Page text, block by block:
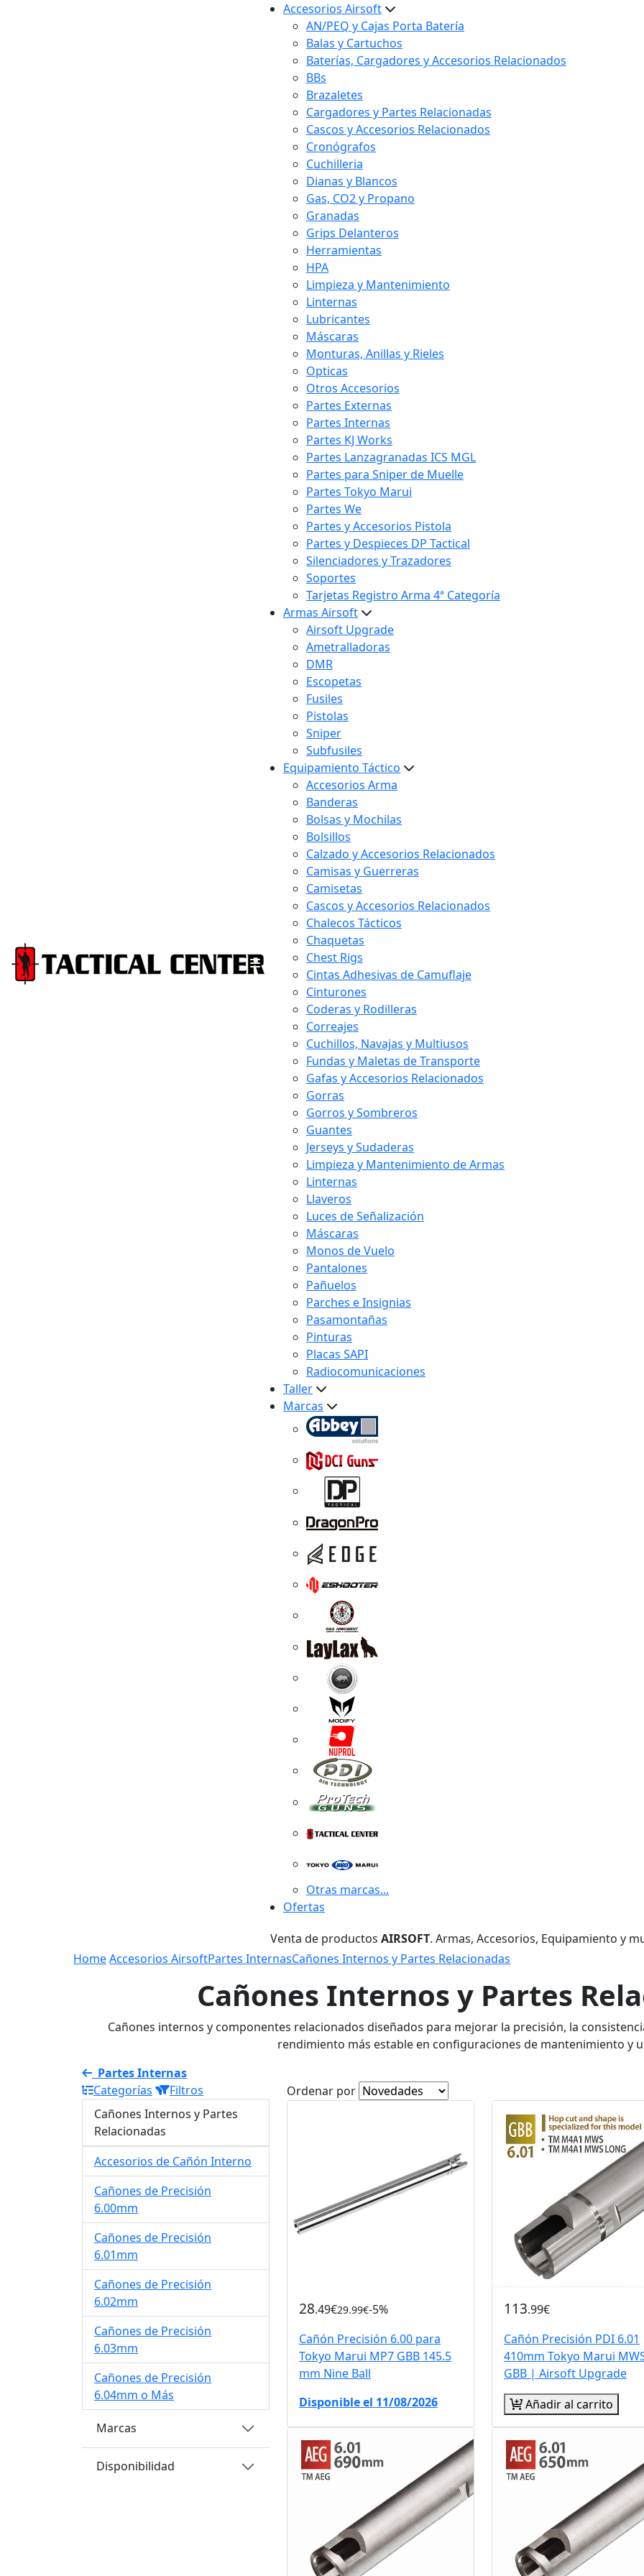
Accesorios Airsoft
AN/PEQ y Cajas Porta Batería
Balas y Cartuchos
Baterías, Cargadores y Accesorios Relacionados
BBs
Brazaletes
Cargadores y Partes Relacionadas
Cascos y Accesorios Relacionados
Cronógrafos
Cuchilleria
Dianas y Blancos
Gas, CO2 y Propano
Granadas
Grips Delanteros
Herramientas
HPA
Limpieza y Mantenimiento
Linternas
Lubricantes
Máscaras
Monturas, Anillas y Rieles
Opticas
Otros Accesorios
Partes Externas
Partes Internas
Partes KJ Works
Partes Lanzagranadas ICS MGL
Partes para Sniper de Muelle
Partes Tokyo Marui
Partes We
Partes y Accesorios Pistola
Partes y Despieces DP Tactical
Silenciadores y Trazadores
Soportes
Tarjetas Registro Arma 4ª Categoría
Armas Airsoft
Airsoft Upgrade
Ametralladoras
DMR
Escopetas
Fusiles
Pistolas
Sniper
Subfusiles
Equipamiento Táctico
Accesorios Arma
Banderas
Bolsas y Mochilas
Bolsillos
Calzado y Accesorios Relacionados
Camisas y Guerreras
Camisetas
Cascos y Accesorios Relacionados
Chalecos Tácticos
Chaquetas
Chest Rigs
Cintas Adhesivas de Camuflaje
Cinturones
Coderas y Rodilleras
Correajes
Cuchillos, Navajas y Multiusos
Fundas y Maletas de Transporte
Gafas y Accesorios Relacionados
Gorras
Gorros y Sombreros
Guantes
Jerseys y Sudaderas
Limpieza y Mantenimiento de Armas
Linternas
Llaveros
Luces de Señalización
Máscaras
Monos de Vuelo
Pantalones
Pañuelos
Parches e Insignias
Pasamontañas
Pinturas
Placas SAPI
Radiocomunicaciones
Taller
Marcas
Otras marcas...
Ofertas
Venta de productos AIRSOFT. Armas, Accesorios, Equipamiento y
HomeAccesorios AirsoftPartes InternasCañones Internos y Partes Relacionadas
Cañones Internos y Partes
Cañones internos y componentes relacionados diseñados para mejorar la precisión, la
rendimiento más estable en configuraciones de mantenimiento y
Partes Internas
Categorías
Filtros
Cañones Internos y Partes
Relacionadas
Accesorios de Cañón Interno
Cañones de Precisión
6.00mm
Cañones de Precisión
6.01mm
Cañones de Precisión
6.02mm
Cañones de Precisión
6.03mm
Cañones de Precisión
6.04mm o Más
Marcas
Disponibilidad
Ordenar por
28.49€29.99€-5%
Cañón Precisión 6.00 para
Tokyo Marui MP7 GBB 145.5
mm Nine Ball
Disponible el 11/08/2026
113.99€
Cañón Precisión PDI 6.01
410mm Tokyo Marui
GBB | Airsoft Upgrade
Añadir al carrito